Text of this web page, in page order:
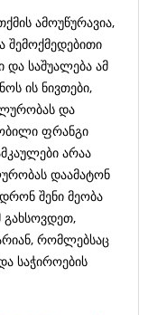
ამოუწურავია,
შემოქმედებითი
და საშუალება ამ
ის ნივთები,
და
ფრანგი
არაა
დაამატონ
შენი მეობა
გახსოვდეთ,
რომლებსაც
საჭიროების